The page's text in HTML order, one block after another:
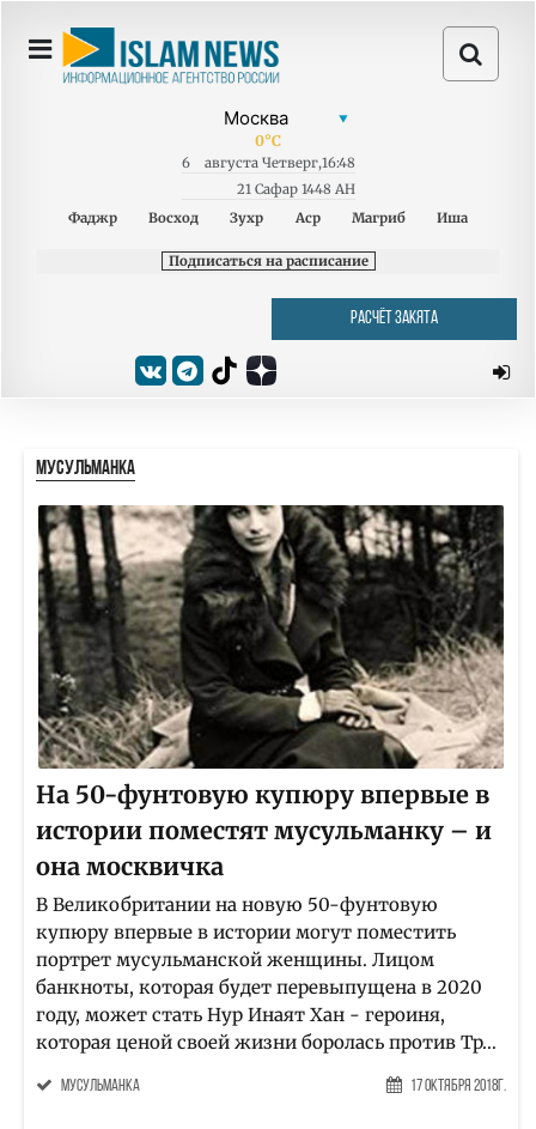
0°C
6 августа Четверг,16:48
21 Сафар 1448 AH
Фаджр
Восход Зухр Аср Магриб Иша
Подписаться на расписание
РАСЧЁТ ЗАКЯТА
МУСУЛЬМАНКА
На 50-фунтовую купюру впервые в
истории поместят мусульманку – и
она москвичка
В Великобритании на новую 50-фунтовую
купюру впервые в истории могут поместить
портрет мусульманской женщины. Лицом
банкноты, которая будет перевыпущена в 2020
году, может стать Нур Инаят Хан - героиня,
которая ценой своей жизни боролась против Тр...
мусульманка 17 Октября 2018г.